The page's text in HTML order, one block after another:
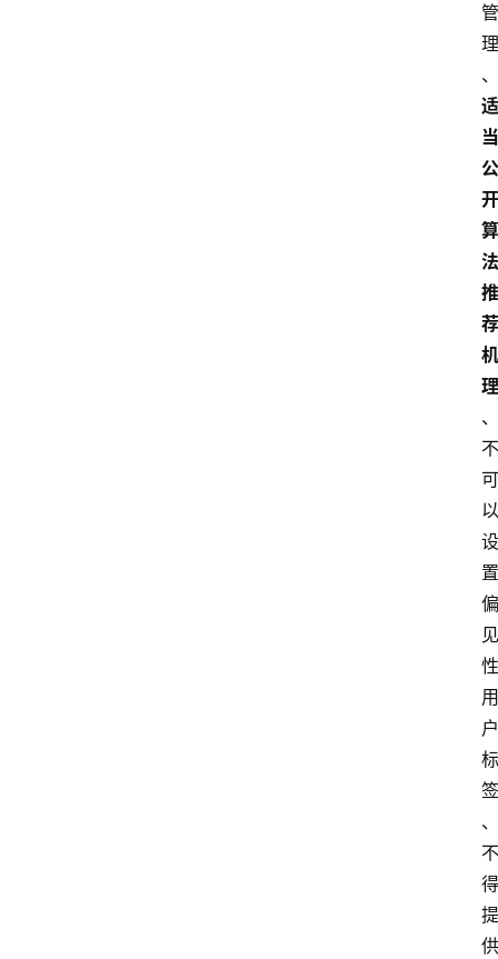
管
理
、
适
当
公
开
算
法
推
荐
机
理
、
不
可
以
设
置
偏
见
性
用
户
标
签
、
不
得
提
供